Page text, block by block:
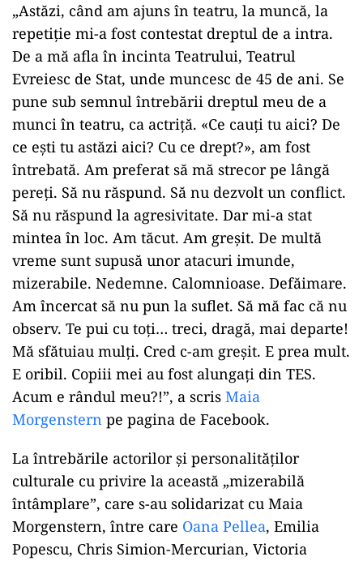
„Astăzi, când am ajuns în teatru, la muncă, la
repetiţie mi-a fost contestat dreptul de a intra.
De a mă afla în incinta Teatrului, Teatrul
Evreiesc de Stat, unde muncesc de 45 de ani. Se
pune sub semnul întrebării dreptul meu de a
munci în teatru, ca actriţă. «Ce cauţi tu aici? De
ce eşti tu astăzi aici? Cu ce drept?», am fost
întrebată. Am preferat să mă strecor pe lângă
pereţi. Să nu răspund. Să nu dezvolt un conflict.
Să nu răspund la agresivitate. Dar mi-a stat
mintea în loc. Am tăcut. Am greşit. De multă
vreme sunt supusă unor atacuri imunde,
mizerabile. Nedemne. Calomnioase. Defăimare.
Am încercat să nu pun la suflet. Să mă fac că nu
observ. Te pui cu toţi… treci, dragă, mai departe!
Mă sfătuiau mulţi. Cred c-am greşit. E prea mult.
E oribil. Copiii mei au fost alungaţi din TES.
Acum e rândul meu?!”, a scris Maia
Morgenstern pe pagina de Facebook.
La întrebările actorilor şi personalităţilor
culturale cu privire la această „mizerabilă
întâmplare”, care s-au solidarizat cu Maia
Morgenstern, între care Oana Pellea, Emilia
Popescu, Chris Simion-Mercurian, Victoria